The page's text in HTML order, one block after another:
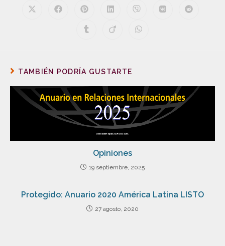
TAMBIÉN PODRÍA GUSTARTE
Opiniones
19 septiembre, 2025
Protegido: Anuario 2020 América Latina LISTO
27 agosto, 2020